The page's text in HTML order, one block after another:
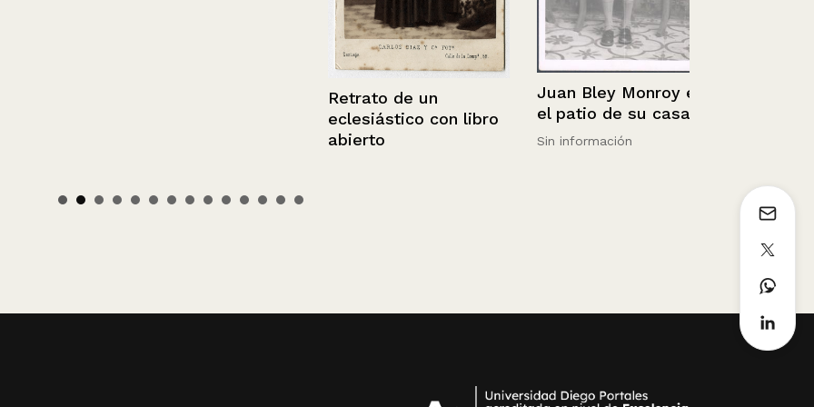
Retrato de un
eclesiástico con libro
abierto
Juan Bley Monroy en
el patio de su casa.
Sin información